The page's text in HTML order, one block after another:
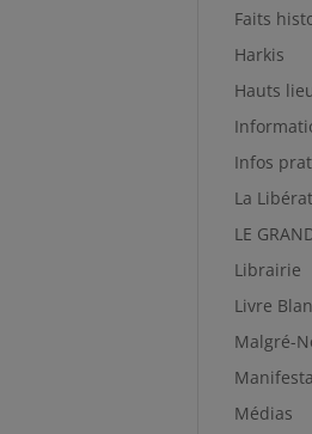
Faits
Harkis
Hauts
Infos
La
LE
Librairie
Livre
Malgré-
Médias